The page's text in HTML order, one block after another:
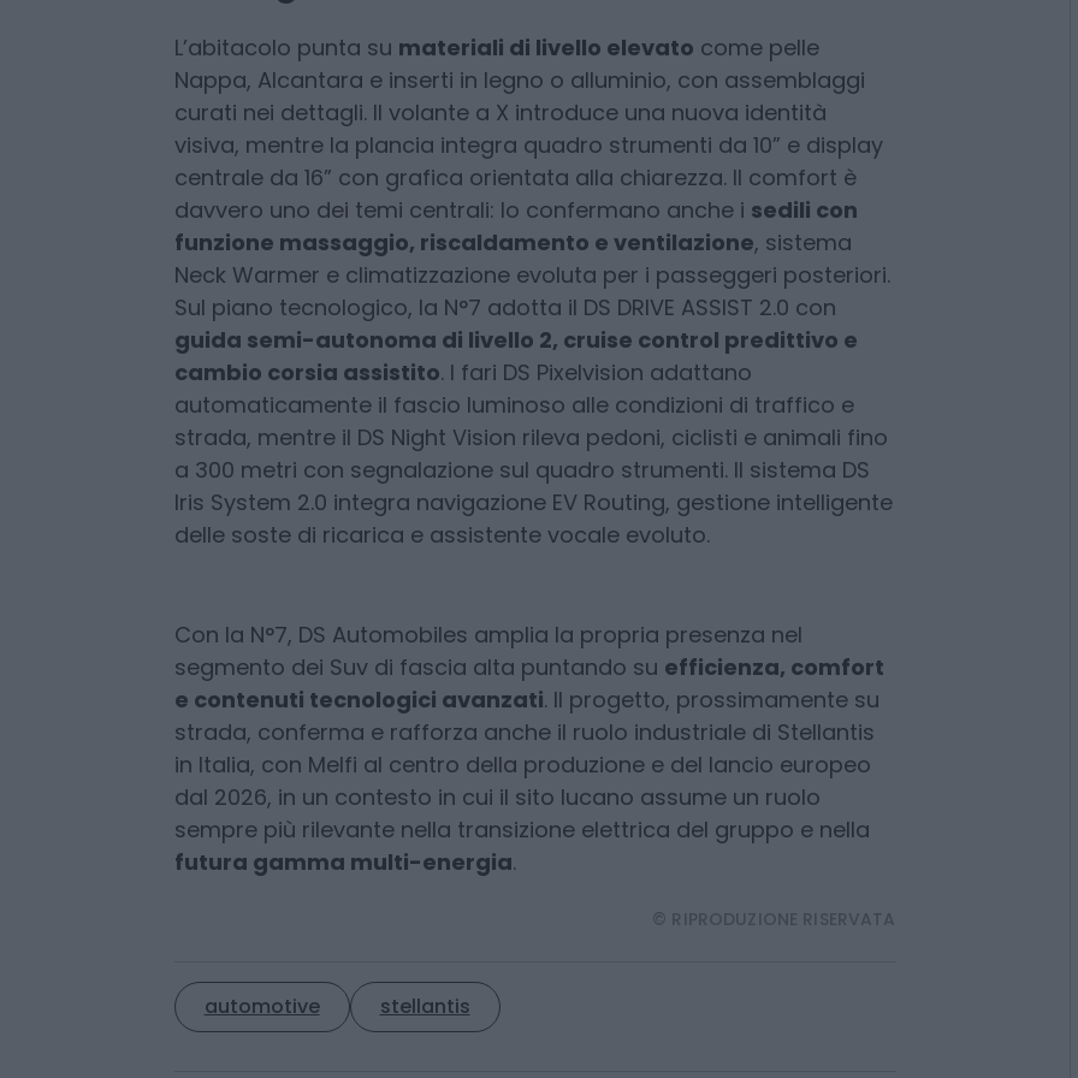
di ricarica esterna.
Dettagli
L’abitacolo punta su materiali di livello elevato come pelle
Nappa, Alcantara e inserti in legno o alluminio, con assemblaggi
curati nei dettagli. Il volante a X introduce una nuova identità
visiva, mentre la plancia integra quadro strumenti da 10” e display
centrale da 16” con grafica orientata alla chiarezza. Il comfort è
davvero uno dei temi centrali: lo confermano anche i sedili con
funzione massaggio, riscaldamento e ventilazione, sistema
Neck Warmer e climatizzazione evoluta per i passeggeri posteriori.
Sul piano tecnologico, la N°7 adotta il DS DRIVE ASSIST 2.0 con
guida semi-autonoma di livello 2, cruise control predittivo e
cambio corsia assistito. I fari DS Pixelvision adattano
automaticamente il fascio luminoso alle condizioni di traffico e
strada, mentre il DS Night Vision rileva pedoni, ciclisti e animali fino
delle soste di ricarica e assistente vocale evoluto.
Con la N°7, DS Automobiles amplia la propria presenza nel
segmento dei Suv di fascia alta puntando suefficienza, comfort
e contenuti tecnologici avanzati. Il progetto, prossimamente su
strada, conferma e rafforza anche il ruolo industriale di Stellantis
in Italia, con Melfi al centro della produzione e del lancio europeo
dal 2026, in un contesto in cui il sito lucano assume un ruolo